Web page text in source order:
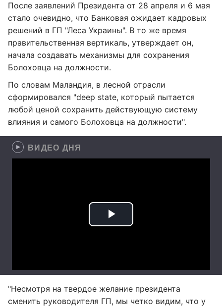
После заявлений Президента от 28 апреля и 6 мая
стало очевидно, что Банковая ожидает кадровых
решений в ГП "Леса Украины". В то же время
правительственная вертикаль, утверждает он,
начала создавать механизмы для сохранения
Болоховца на должности.
По словам Маландия, в лесной отрасли
сформировался "deep state, который пытается
любой ценой сохранить действующую систему
влияния и самого Болоховца на должности".
ВИДЕО ДНЯ
"Несмотря на твердое желание президента
сменить руководителя ГП, мы четко видим, что у